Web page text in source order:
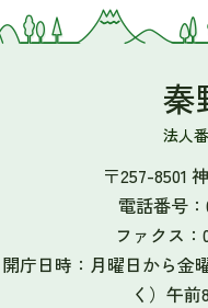
秦
法人
〒257-8501
電話番号：
ファクス：
開庁日時：月曜日から金
く）午